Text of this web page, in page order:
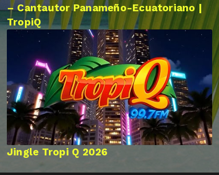
– Cantautor Panameño-Ecuatoriano |
TropiQ
Jingle Tropi Q 2026